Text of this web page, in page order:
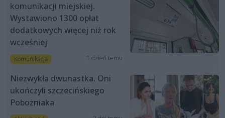
komunikacji miejskiej.
Wystawiono 1300 opłat
dodatkowych więcej niż rok
wcześniej
Komunikacja 1 dzień temu
Niezwykła dwunastka. Oni
ukończyli szczecińskiego
Pobożniaka